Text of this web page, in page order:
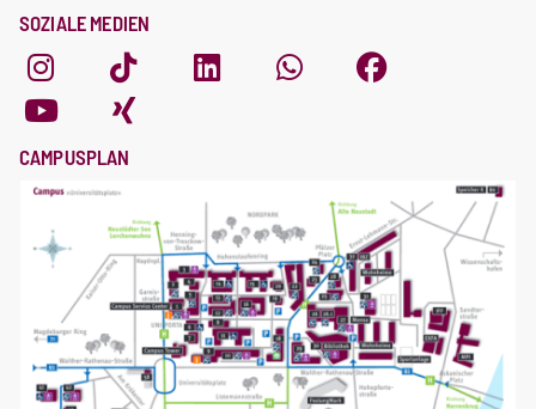
SOZIALE MEDIEN
CAMPUSPLAN